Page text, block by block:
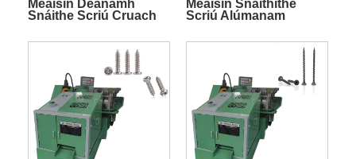
Meaisín Déanamh
Snáithe Scriú Cruach
Meaisín Snáithithe
Scriú Alúmanam